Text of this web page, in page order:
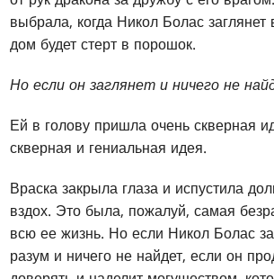
выбрала, когда Никол Болас заглянет
дом будет стерт в порошок.
Но если он заглянет и ничего не
Ей в голову пришла очень скверная
скверная и гениальная идея.
Враска закрыла глаза и испустила
вздох. Это была, пожалуй, самая
всю ее жизнь. Но если Никол Болас
разум и ничего не найдет, если он